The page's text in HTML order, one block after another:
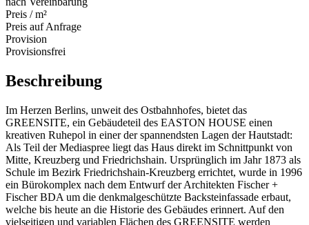
Preis / m²
Preis auf Anfrage
Provision
Provisionsfrei
Beschreibung
Im Herzen Berlins, unweit des Ostbahnhofes, bietet das
GREENSITE, ein Gebäudeteil des EASTON HOUSE einen
kreativen Ruhepol in einer der spannendsten Lagen der Hautstadt:
Als Teil der Mediaspree liegt das Haus direkt im Schnittpunkt von
Mitte, Kreuzberg und Friedrichshain. Ursprünglich im Jahr 1873 als
Schule im Bezirk Friedrichshain-Kreuzberg errichtet, wurde in 1996
ein Bürokomplex nach dem Entwurf der Architekten Fischer +
Fischer BDA um die denkmalgeschützte Backsteinfassade erbaut,
welche bis heute an die Historie des Gebäudes erinnert. Auf den
vielseitigen und variablen Flächen des GREENSITE werden